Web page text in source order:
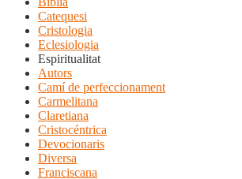
Catequesi
Cristologia
Eclesiologia
Espiritualitat
Autors
Camí de perfeccionament
Carmelitana
Claretiana
Cristocéntrica
Devocionaris
Diversa
Franciscana